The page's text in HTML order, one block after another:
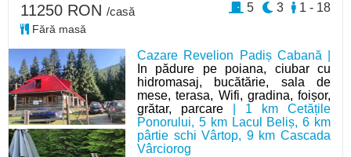
Cazare Revelion Padiș Cabană |
In pădure pe poiana, ciubar cu
hidromasaj, bucătărie, sala de
mese, terasa, Wifi, gradina, foișor,
grătar, parcare | 1 km Cetățile
Ponorului, 5 km Lacul Beliș, 6 km
pârtie schi Vârtop, 9 km Cascada
Vârciorog
11250 RON /casă
Fără masă
1 - 18
3
5